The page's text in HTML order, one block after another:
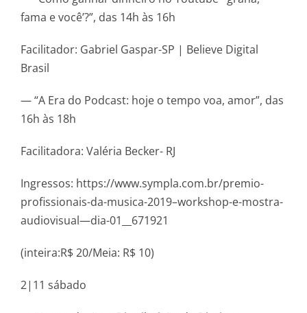
fama e você’?”, das 14h às 16h
Facilitador: Gabriel Gaspar-SP | Believe Digital
Brasil
— “A Era do Podcast: hoje o tempo voa, amor”, das
16h às 18h
Facilitadora: Valéria Becker- RJ
Ingressos: https://www.sympla.com.br/premio-
profissionais-da-musica-2019–workshop-e-mostra-
audiovisual—dia-01__671921
(inteira:R$ 20/Meia: R$ 10)
2|11 sábado